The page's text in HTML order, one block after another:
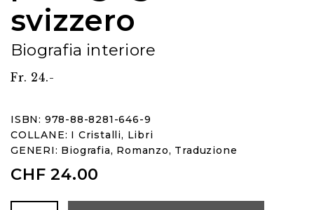
svizzero
Biografia interiore
Fr. 24.-
ISBN: 978-88-8281-646-9
COLLANE: I Cristalli, Libri
GENERI: Biografia, Romanzo, Traduzione
CHF 24.00